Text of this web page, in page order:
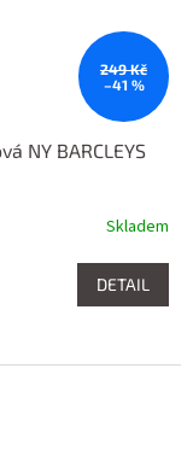
249 Kč
–41 %
NY BARCLEYS
Skladem
DETAIL